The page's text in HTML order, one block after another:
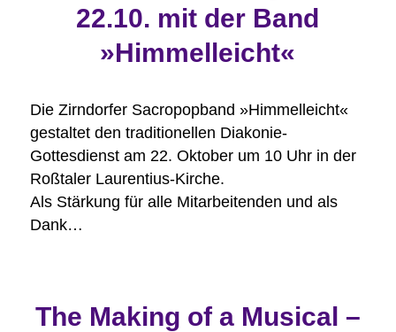
22.10. mit der Band
»Himmelleicht«
Die Zirndorfer Sacropopband »Himmelleicht«
gestaltet den traditionellen Diakonie-
Gottesdienst am 22. Oktober um 10 Uhr in der
Roßtaler Laurentius-Kirche.
Als Stärkung für alle Mitarbeitenden und als
Dank…
The Making of a Musical –